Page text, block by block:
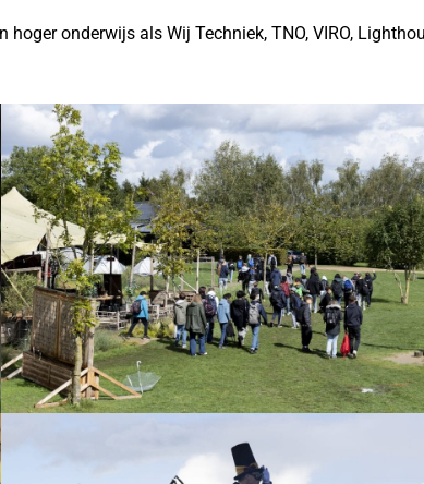
onderwijs als Wij Techniek, TNO, VIRO,